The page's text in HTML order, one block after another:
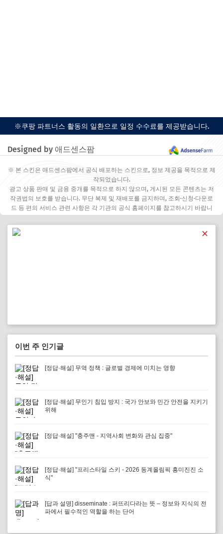
※쿠팡 파트너스 활동의 일환으로 일정 수수료를 제공받습니다.
Designed by 애드센스팜
※ 본 스킨은 애드센스팜에서 공식 배포하는 스킨으로, 정보 제공을 목적으로 제
작되었습니다.
광고 상품 판매 및 금융 중개를 목적으로 하지 않으며, 게시된 모든 콘텐츠는 저
작권법의 보호를 받습니다. 무단 복제 및 재배포를 금지하며, 조회·신청·다운로
드 등 편의 서비스 관련 사항은 각 기관의 공식 홈페이지를 참고하시기 바랍니
✕
이번 주 인기글
[정답·해설] 무역 정책 : 글로벌 경제에 미치는 영향
[정답·해설] 무인기 침입 방지 : 국가 안보와 민간 안전을 지키기
위해
[정답·해설] "충주맨 - 지역사회 변화와 관심 집중"
[정답·해설] "프리스타일 스키 - 2026 동계올림픽 흥미진진 소
식"
[답과 설명] disseminate : 퍼뜨리다라는 뜻 – 정보와 지식의 전
파에서 필수적인 역할을 하는 단어